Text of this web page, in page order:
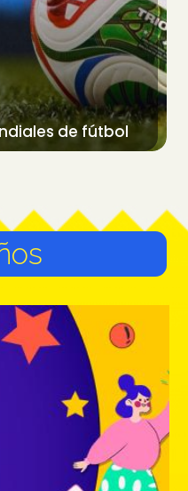
de fútbol